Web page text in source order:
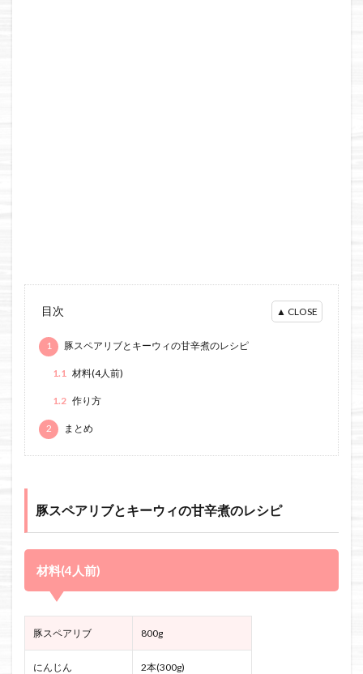
目次
1 豚スペアリブとキーウィの甘辛煮のレシピ
1.1 材料(4人前)
1.2 作り方
2 まとめ
豚スペアリブとキーウィの甘辛煮のレシピ
材料(4人前)
豚スペアリブ 800g
にんじん 2本(300g)